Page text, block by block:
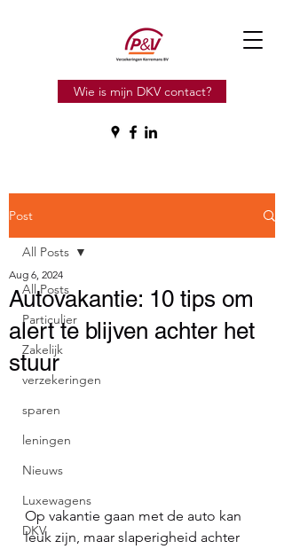
Wie is mijn DKV contact?
Post
All Posts
Particulier
Zakelijk
verzekeringen
sparen
leningen
Nieuws
Luxewagens
DKV
All Posts
Autovakantie: 10 tips om
alert te blijven achter het
stuur
Aug 6, 2024
Op vakantie gaan met de auto kan
leuk zijn, maar slaperigheid achter